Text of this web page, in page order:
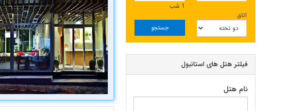
1 شب
اتاق
جستجو
فیلتر هتل های استانبول
نام هتل